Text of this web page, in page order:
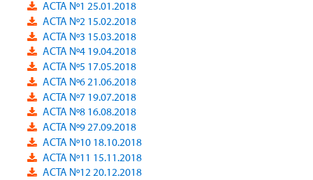
ACTA Nº1 25.01.2018
ACTA Nº2 15.02.2018
ACTA Nº3 15.03.2018
ACTA Nº4 19.04.2018
ACTA Nº5 17.05.2018
ACTA Nº6 21.06.2018
ACTA Nº7 19.07.2018
ACTA Nº8 16.08.2018
ACTA Nº9 27.09.2018
ACTA Nº10 18.10.2018
ACTA Nº11 15.11.2018
ACTA Nº12 20.12.2018